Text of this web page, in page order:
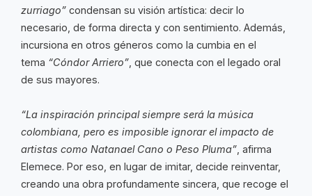
zurriago” condensan su visión artística: decir lo
necesario, de forma directa y con sentimiento. Además,
incursiona en otros géneros como la cumbia en el
tema “Cóndor Arriero”, que conecta con el legado oral
de sus mayores.
“La inspiración principal siempre será la música
colombiana, pero es imposible ignorar el impacto de
artistas como Natanael Cano o Peso Pluma”, afirma
Elemece. Por eso, en lugar de imitar, decide reinventar,
creando una obra profundamente sincera, que recoge el